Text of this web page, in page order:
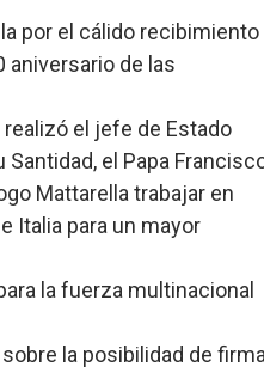
el equipo de la
2.0”
por el cálido recibimiento
aniversario de las
el jefe de Estado
el Papa
Mattarella trabajar en
Italia para un mayor
la fuerza multinacional
la posibilidad de